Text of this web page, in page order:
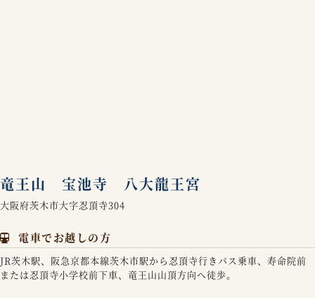
竜王山 宝池寺 八大龍王宮
大阪府茨木市大字忍頂寺304
電車でお越しの方
JR茨木駅、阪急京都本線茨木市駅から忍頂寺行きバス乗車、寿命院前
または忍頂寺小学校前下車、竜王山山頂方向へ徒歩。